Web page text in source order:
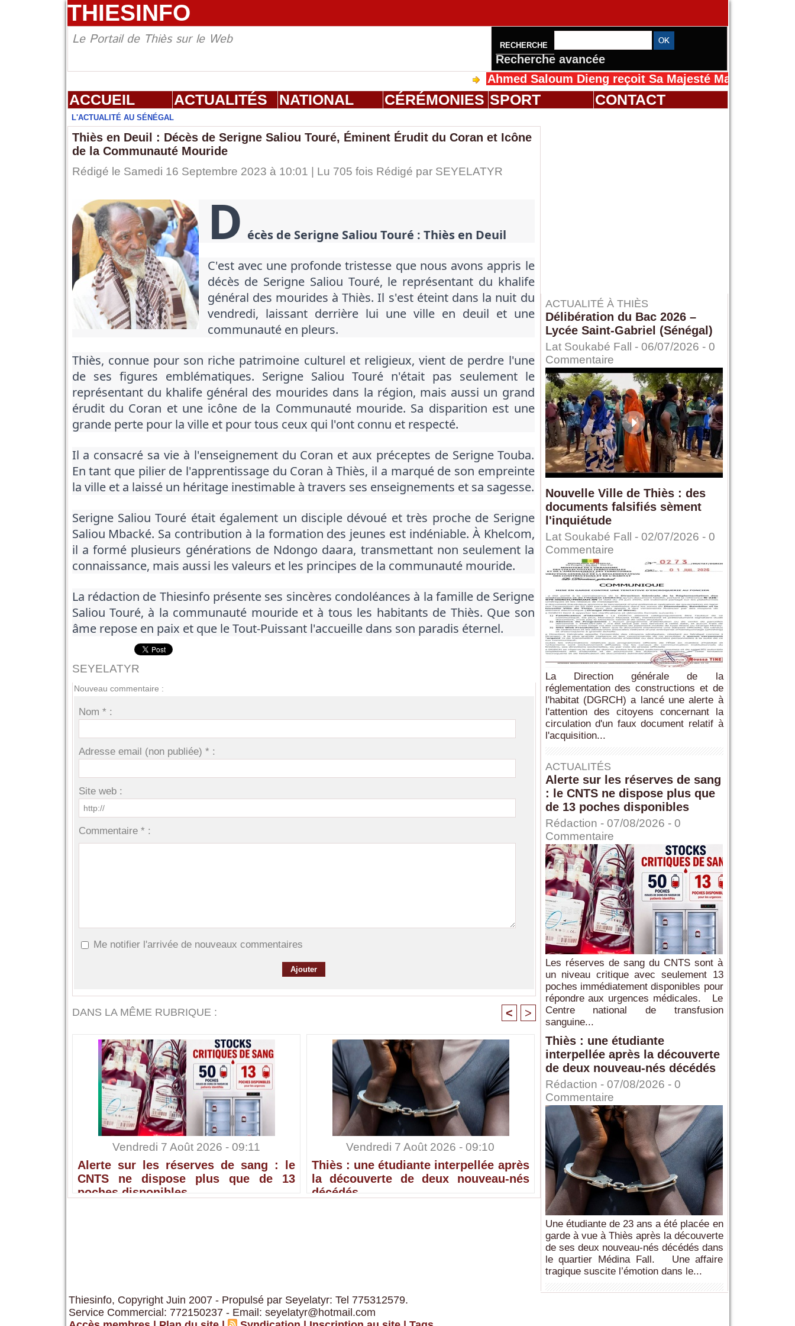
THIESINFO
Le Portail de Thiès sur le Web RECHERCHE
Recherche avancée
Ahmed Saloum Dieng reçoit Sa Majesté Mansah Cissé au
ACCUEIL ACTUALITÉS NATIONAL CÉRÉMONIES SPORT CONTACT
L'ACTUALITÉ AU SÉNÉGAL
Thiès en Deuil : Décès de Serigne Saliou Touré, Éminent Érudit du Coran et Icône
de la Communauté Mouride
Rédigé le Samedi 16 Septembre 2023 à 10:01 | Lu 705 fois Rédigé par SEYELATYR
D écès de Serigne Saliou Touré : Thiès en Deuil
C'est avec une profonde tristesse que nous avons appris le
décès de Serigne Saliou Touré, le représentant du khalife
général des mourides à Thiès. Il s'est éteint dans la nuit du
vendredi, laissant derrière lui une ville en deuil et une
communauté en pleurs.
Thiès, connue pour son riche patrimoine culturel et religieux, vient de perdre l'une
de ses figures emblématiques. Serigne Saliou Touré n'était pas seulement le
représentant du khalife général des mourides dans la région, mais aussi un grand
érudit du Coran et une icône de la Communauté mouride. Sa disparition est une
grande perte pour la ville et pour tous ceux qui l'ont connu et respecté.
Il a consacré sa vie à l'enseignement du Coran et aux préceptes de Serigne Touba.
En tant que pilier de l'apprentissage du Coran à Thiès, il a marqué de son empreinte
la ville et a laissé un héritage inestimable à travers ses enseignements et sa sagesse.
Serigne Saliou Touré était également un disciple dévoué et très proche de Serigne
Saliou Mbacké. Sa contribution à la formation des jeunes est indéniable. À Khelcom,
il a formé plusieurs générations de Ndongo daara, transmettant non seulement la
connaissance, mais aussi les valeurs et les principes de la communauté mouride.
La rédaction de Thiesinfo présente ses sincères condoléances à la famille de Serigne
Saliou Touré, à la communauté mouride et à tous les habitants de Thiès. Que son
âme repose en paix et que le Tout-Puissant l'accueille dans son paradis éternel.
SEYELATYR
Nouveau commentaire :
Nom * :
Adresse email (non publiée) * :
Site web :
Commentaire * :
Me notifier l'arrivée de nouveaux commentaires
DANS LA MÊME RUBRIQUE : < >
Vendredi 7 Août 2026 - 09:11
Alerte sur les réserves de sang : le
CNTS ne dispose plus que de 13
poches disponibles
Vendredi 7 Août 2026 - 09:10
Thiès : une étudiante interpellée après
la découverte de deux nouveau-nés
décédés
ACTUALITÉ À THIÈS
Délibération du Bac 2026 –
Lycée Saint-Gabriel (Sénégal)
Lat Soukabé Fall - 06/07/2026 - 0
Commentaire
Nouvelle Ville de Thiès : des
documents falsifiés sèment
l'inquiétude
Lat Soukabé Fall - 02/07/2026 - 0
Commentaire
La Direction générale de la
réglementation des constructions et de
l'habitat (DGRCH) a lancé une alerte à
l'attention des citoyens concernant la
circulation d'un faux document relatif à
l'acquisition...
ACTUALITÉS
Alerte sur les réserves de sang
: le CNTS ne dispose plus que
de 13 poches disponibles
Rédaction - 07/08/2026 - 0
Commentaire
Les réserves de sang du CNTS sont à
un niveau critique avec seulement 13
poches immédiatement disponibles pour
répondre aux urgences médicales. Le
Centre national de transfusion
sanguine...
Thiès : une étudiante
interpellée après la découverte
de deux nouveau-nés décédés
Rédaction - 07/08/2026 - 0
Commentaire
Une étudiante de 23 ans a été placée en
garde à vue à Thiès après la découverte
de ses deux nouveau-nés décédés dans
le quartier Médina Fall. Une affaire
tragique suscite l’émotion dans le...
Thiesinfo, Copyright Juin 2007 - Propulsé par Seyelatyr: Tel 775312579.
Service Commercial: 772150237 - Email: seyelatyr@hotmail.com